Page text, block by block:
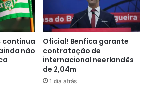
continua
não
Oficial! Benfica garante
contratação de
internacional neerlandês
de 2,04m
1 dia atrás